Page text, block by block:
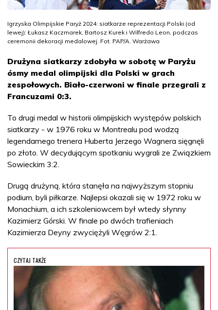
Igrzyska Olimpijskie Paryż 2024: siatkarze reprezentacji Polski (od
lewej): Łukasz Kaczmarek, Bartosz Kurek i Wilfredo Leon, podczas
ceremonii dekoracji medalowej. Fot. PAP/A. Warżawa
Drużyna siatkarzy zdobyła w sobotę w Paryżu
ósmy medal olimpijski dla Polski w grach
zespołowych. Biało-czerwoni w finale przegrali z
Francuzami 0:3.
To drugi medal w historii olimpijskich występów polskich
siatkarzy - w 1976 roku w Montrealu pod wodzą
legendarnego trenera Huberta Jerzego Wagnera sięgnęli
po złoto. W decydującym spotkaniu wygrali ze Związkiem
Sowieckim 3:2.
Drugą drużyną, która stanęła na najwyższym stopniu
podium, byli piłkarze. Najlepsi okazali się w 1972 roku w
Monachium, a ich szkoleniowcem był wtedy słynny
Kazimierz Górski. W finale po dwóch trafieniach
Kazimierza Deyny zwyciężyli Węgrów 2:1.
CZYTAJ TAKŻE